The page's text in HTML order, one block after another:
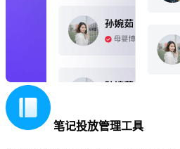
笔记投放管理工具